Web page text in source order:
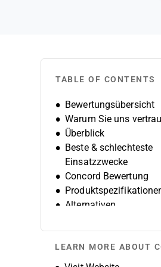
TABLE OF CONTENTS
Bewertungsübersicht
Warum Sie uns
Überblick
Beste & schlechteste
Einsatzzwecke
Concord Bewertung
Alternativen
LEARN MORE ABOUT